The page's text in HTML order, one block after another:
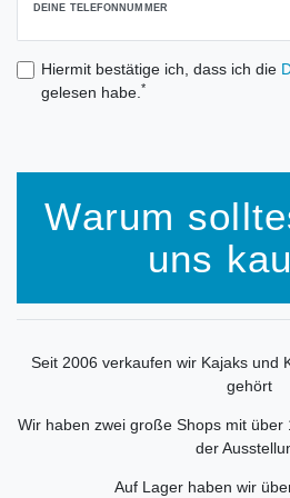
DEINE TELEFONNUMMER
Hiermit bestätige ich, dass ich die
gelesen habe.*
Warum
uns
Seit 2006 verkaufen wir Kajaks und
gehört
Wir haben zwei große Shops mit über
der
Auf Lager haben wir